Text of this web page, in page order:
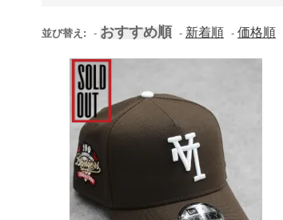
並び替え: - おすすめ順 - 新着順 - 価格順
New Era MLB Los Angeles
Dodgers Upside Down Logo
9Forty A-Frame Snapback
Cap - Brown/Pink
11,000円(税込)